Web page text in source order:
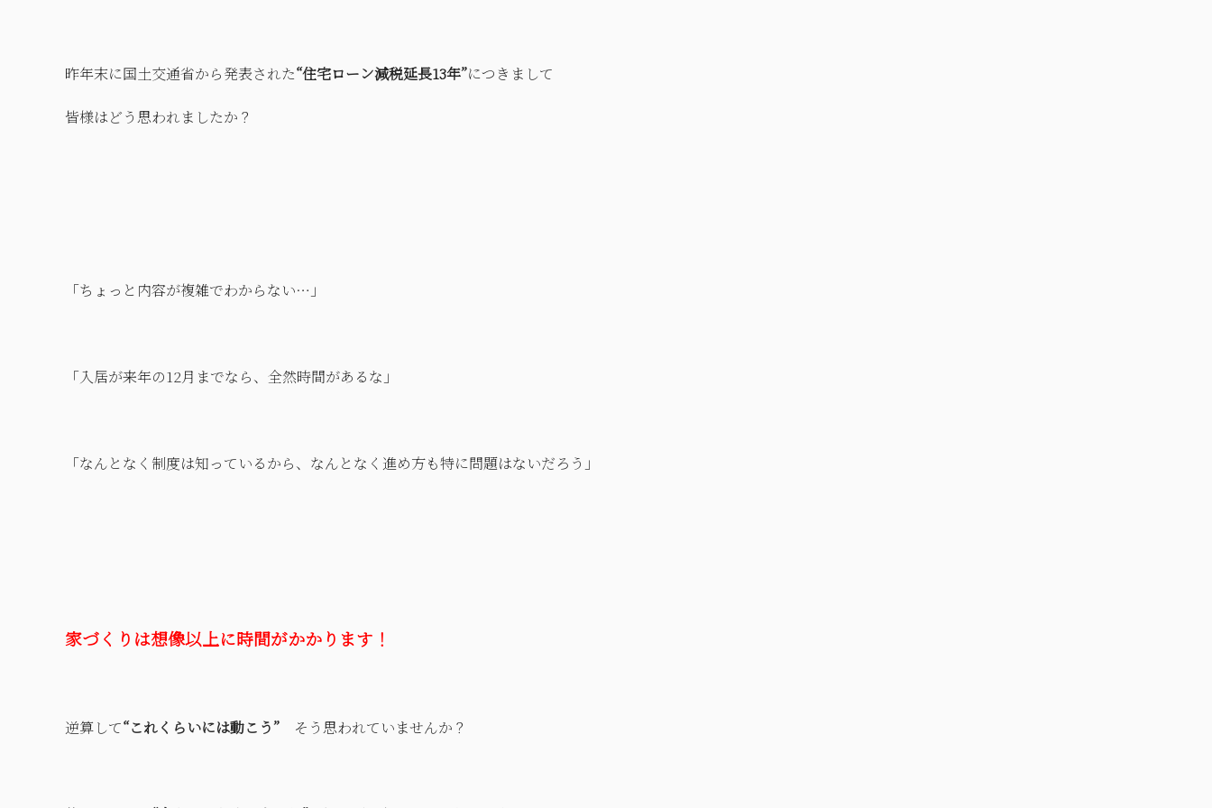
昨年末に国土交通省から発表された“住宅ローン減税延長13年”につきまして
皆様はどう思われましたか？
「ちょっと内容が複雑でわからない…」
「入居が来年の12月までなら、全然時間があるな」
「なんとなく制度は知っているから、なんとなく進め方も特に問題はないだろう」
家づくりは想像以上に時間がかかります！
逆算して“これくらいには動こう” そう思われていませんか？